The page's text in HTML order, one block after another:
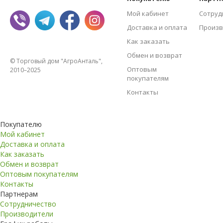
© Торговый дом "АгроАнталь",
2010–2025
Мой кабинет
Доставка и оплата
Как заказать
Обмен и возврат
Оптовым
покупателям
Контакты
Покупателю
Мой кабинет
Доставка и оплата
Как заказать
Обмен и возврат
Оптовым покупателям
Контакты
Партнерам
Сотрудничество
Производители